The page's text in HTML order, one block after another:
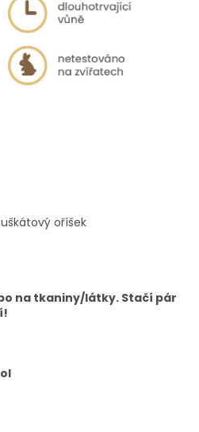
oříšek
na tkaniny/látky. Stačí pár